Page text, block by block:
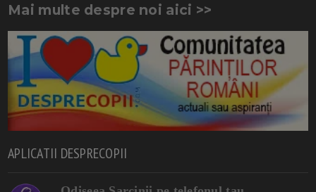
Mai multe despre noi aici >>
APLICATII DESPRECOPII